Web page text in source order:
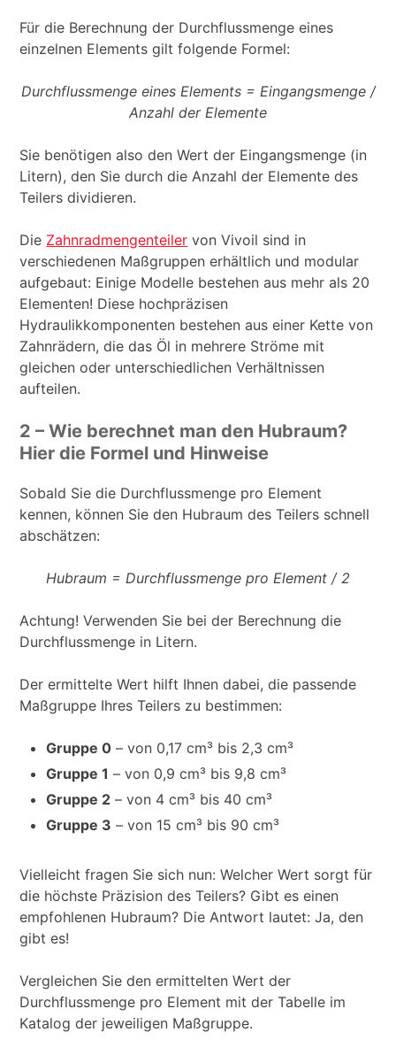
Für die Berechnung der Durchflussmenge eines
einzelnen Elements gilt folgende Formel:
Durchflussmenge eines Elements = Eingangsmenge /
Anzahl der Elemente
Sie benötigen also den Wert der Eingangsmenge (in
Litern), den Sie durch die Anzahl der Elemente des
Teilers dividieren.
Die Zahnradmengenteiler von Vivoil sind in
verschiedenen Maßgruppen erhältlich und modular
aufgebaut: Einige Modelle bestehen aus mehr als 20
Elementen! Diese hochpräzisen
Hydraulikkomponenten bestehen aus einer Kette von
Zahnrädern, die das Öl in mehrere Ströme mit
gleichen oder unterschiedlichen Verhältnissen
aufteilen.
2 – Wie berechnet man den Hubraum?
Hier die Formel und Hinweise
Sobald Sie die Durchflussmenge pro Element
kennen, können Sie den Hubraum des Teilers schnell
abschätzen:
Hubraum = Durchflussmenge pro Element / 2
Achtung! Verwenden Sie bei der Berechnung die
Durchflussmenge in Litern.
Der ermittelte Wert hilft Ihnen dabei, die passende
Maßgruppe Ihres Teilers zu bestimmen:
Gruppe 0 – von 0,17 cm³ bis 2,3 cm³
Gruppe 1 – von 0,9 cm³ bis 9,8 cm³
Gruppe 2 – von 4 cm³ bis 40 cm³
Gruppe 3 – von 15 cm³ bis 90 cm³
Vielleicht fragen Sie sich nun: Welcher Wert sorgt für
die höchste Präzision des Teilers? Gibt es einen
empfohlenen Hubraum? Die Antwort lautet: Ja, den
gibt es!
Vergleichen Sie den ermittelten Wert der
Durchflussmenge pro Element mit der Tabelle im
Katalog der jeweiligen Maßgruppe.